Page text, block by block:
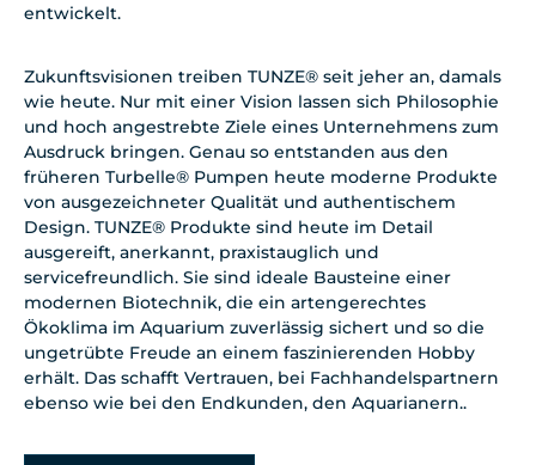
entwickelt.
Zukunftsvisionen treiben TUNZE® seit jeher an, damals
wie heute. Nur mit einer Vision lassen sich Philosophie
und hoch angestrebte Ziele eines Unternehmens zum
Ausdruck bringen. Genau so entstanden aus den
früheren Turbelle® Pumpen heute moderne Produkte
von ausgezeichneter Qualität und authentischem
Design. TUNZE® Produkte sind heute im Detail
ausgereift, anerkannt, praxistauglich und
servicefreundlich. Sie sind ideale Bausteine einer
modernen Biotechnik, die ein artengerechtes
Ökoklima im Aquarium zuverlässig sichert und so die
ungetrübte Freude an einem faszinierenden Hobby
erhält. Das schafft Vertrauen, bei Fachhandelspartnern
ebenso wie bei den Endkunden, den Aquarianern..